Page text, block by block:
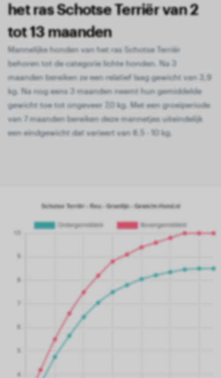
het ras Schotse Terriër van 2
tot 13 maanden
Mannelijke honden van het ras Schotse Terriër
behoren tot de categorie lichte honden. Na 3
maanden bereiken ze een relatief laag gewicht van 3,9
kg. Na nog eens 3 maanden neemt hun gemiddelde
gewicht toe tot ongeveer 7,0 kg. Met een groeiperiode
van 7 maanden bereiken deze mannetjes uiteindelijk
een eindgewicht dat varieert van 8.5 - 10 kg.